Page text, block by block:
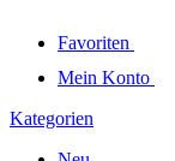
Favoriten
Mein Konto
Kategorien